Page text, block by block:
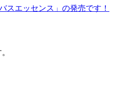
スエッセンス」の発売です！